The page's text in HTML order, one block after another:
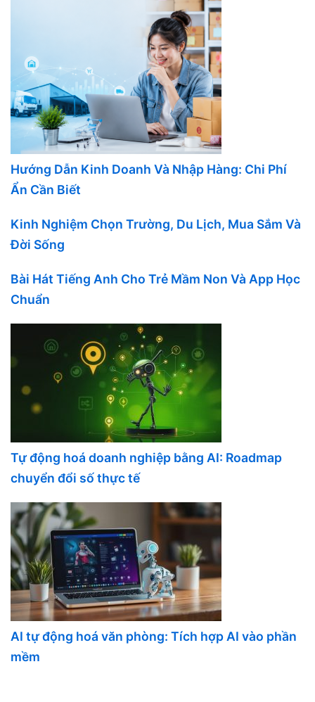
Hướng Dẫn Kinh Doanh Và Nhập Hàng: Chi Phí
Ẩn Cần Biết
Kinh Nghiệm Chọn Trường, Du Lịch, Mua Sắm Và
Đời Sống
Bài Hát Tiếng Anh Cho Trẻ Mầm Non Và App Học
Chuẩn
Tự động hoá doanh nghiệp bằng AI: Roadmap
chuyển đổi số thực tế
AI tự động hoá văn phòng: Tích hợp AI vào phần
mềm